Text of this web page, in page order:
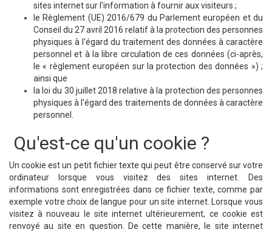
sites internet sur l'information à fournir aux visiteurs ;
le Règlement (UE) 2016/679 du Parlement européen et du
Conseil du 27 avril 2016 relatif à la protection des personnes
physiques à l'égard du traitement des données à caractère
personnel et à la libre circulation de ces données (ci-après,
le « règlement européen sur la protection des données ») ;
ainsi que
la loi du 30 juillet 2018 relative à la protection des personnes
physiques à l'égard des traitements de données à caractère
personnel.
Qu'est-ce qu'un cookie ?
Un cookie est un petit fichier texte qui peut être conservé sur votre
ordinateur lorsque vous visitez des sites internet. Des
informations sont enregistrées dans ce fichier texte, comme par
exemple votre choix de langue pour un site internet. Lorsque vous
visitez à nouveau le site internet ultérieurement, ce cookie est
renvoyé au site en question. De cette manière, le site internet